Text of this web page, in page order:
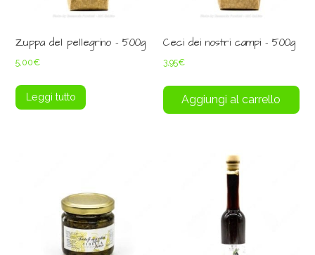
Zuppa del pellegrino – 500g
5,00€
Leggi tutto
Ceci dei nostri campi – 500g
3,95€
Aggiungi al carrello